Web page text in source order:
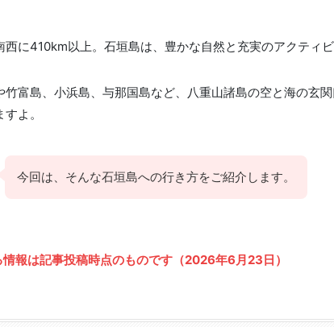
西に410km以上。石垣島は、豊かな自然と充実のアクティ
竹富島、小浜島、与那国島など、八重山諸島の空と海の玄
よ。
今回は、そんな石垣島への行き方をご紹介します。
報は記事投稿時点のものです（2026年6月23日）